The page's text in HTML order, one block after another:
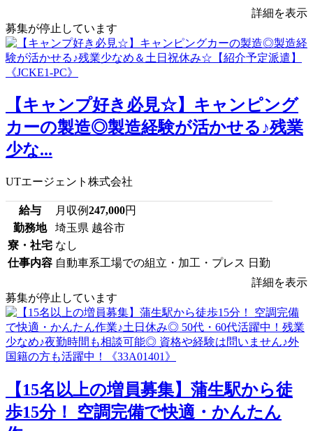
詳細を表示
募集が停止しています
【キャンプ好き必見☆】キャンピング
カーの製造◎製造経験が活かせる♪残業
少な...
UTエージェント株式会社
給与 月収例247,000円
勤務地
埼玉県 越谷市
寮・社宅 なし
仕事内容 自動車系工場での組立・加工・プレス 日勤
詳細を表示
募集が停止しています
【15名以上の増員募集】蒲生駅から徒
歩15分！ 空調完備で快適・かんたん